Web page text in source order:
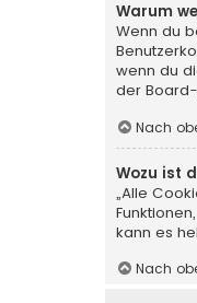
Warum
Wenn du
wenn du
der
Nach
Wozu ist
„Alle
kann es
Nach